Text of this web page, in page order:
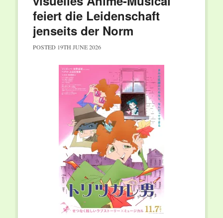
feiert die Leidenschaft
jenseits der Norm
POSTED 19TH JUNE 2026